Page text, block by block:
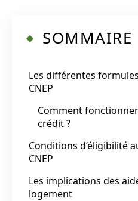
SOMMAIRE
Les différentes
CNEP
Comment
crédit ?
Conditions d’éligibilité
CNEP
Les implications des
logement